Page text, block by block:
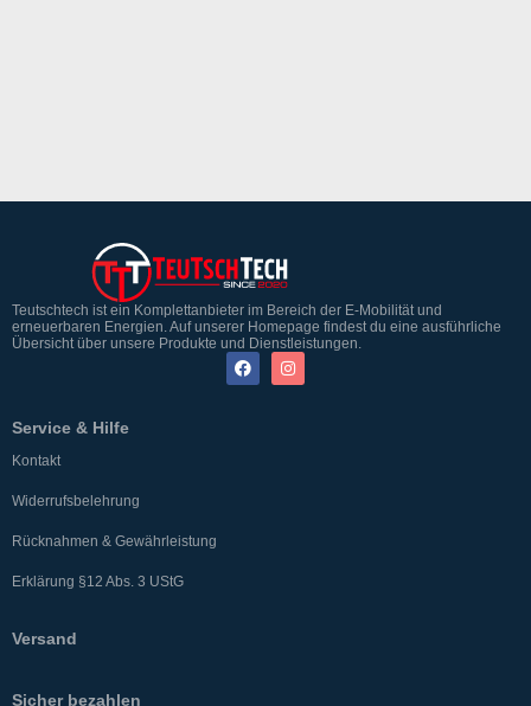
Teutschtech ist ein Komplettanbieter im Bereich der E-Mobilität und
erneuerbaren Energien. Auf unserer Homepage findest du eine ausführliche
Übersicht über unsere Produkte und Dienstleistungen.
Service & Hilfe
Kontakt
Widerrufsbelehrung
Rücknahmen & Gewährleistung
Erklärung §12 Abs. 3 UStG
Versand
Sicher bezahlen